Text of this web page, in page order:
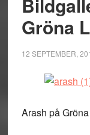
Gröna
12 SEPTEMBER,
Arash på